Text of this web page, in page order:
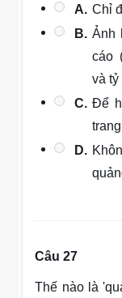
A. Chỉ
B. Ảnh
cáo
và tỷ
C. Để
D.
Câu 27
Thế nào là